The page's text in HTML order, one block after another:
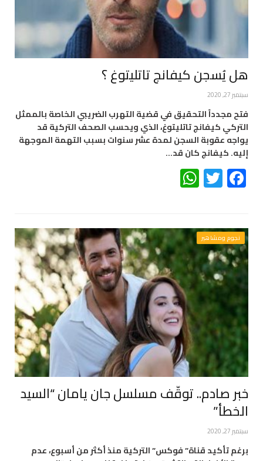
هل يُسجن كيفانج تاتليتوغ ؟
سبتمبر 27, 2020
فتح مجدداً التحقيق في قضية التهرب الضريبي الخاصة بالممثل
التركي كيفانج تاتليتوغ، الذي ويحسب الصحف التركية قد
يواجه عقوبة السجن لمدة عشر سنوات بسبب التهمة الموجهة
إليه. كيفانج كان قد…
Facebook
Twitter
نجوم ومشاهير
خبر صادم.. توقّف مسلسل جان يامان “السيد
الخطأ”
سبتمبر 27, 2020
برغم تأكيد قناة” فوكس” التركية منذ أكثر من أسبوع، عدم